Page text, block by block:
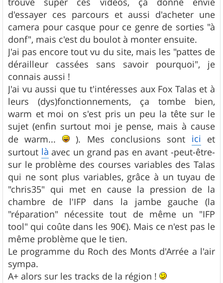
d'essayer ces parcours et aussi d'acheter une
camera pour casque pour ce genre de sorties "à
donf", mais c'est du boulot à monter ensuite.
J'ai pas encore tout vu du site, mais les "pattes de
dérailleur cassées sans savoir pourquoi", je
connais aussi !
J'ai vu aussi que tu t'intéresses aux Fox Talas et à
leurs (dys)fonctionnements, ça tombe bien,
warm et moi on s'est pris un peu la tête sur le
sujet (enfin surtout moi je pense, mais à cause
de warm...
). Mes conclusions sont ici et
surtout là avec un grand pas en avant -peut-être-
sur le problème des courses variables des Talas
qui ne sont plus variables, grâce à un tuyau de
"chris35" qui met en cause la pression de la
chambre de l'IFP dans la jambe gauche (la
"réparation" nécessite tout de même un "IFP
tool" qui coûte dans les 90€). Mais ce n'est pas le
même problème que le tien.
Le programme du Roch des Monts d'Arrée a l'air
sympa.
A+ alors sur les tracks de la région !